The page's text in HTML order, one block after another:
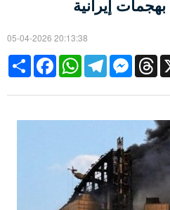
إيرانية
05-04-2026 20:13:38
Share
FacebookWhatsAppTelegramMessengerThreads